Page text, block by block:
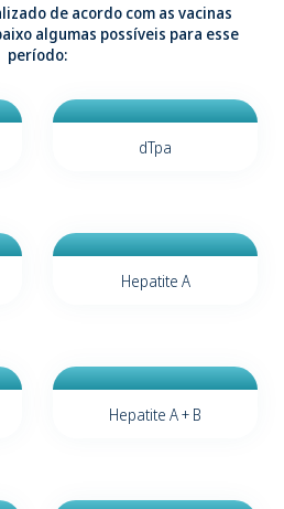
de acordo com as vacinas
algumas possíveis para esse
período:
dTpa
Hepatite A
Hepatite A + B